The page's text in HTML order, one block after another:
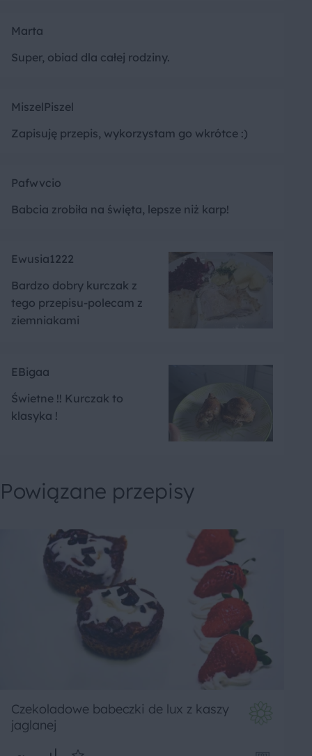
Marta
Super, obiad dla całej rodziny.
MiszelPiszel
Zapisuję przepis, wykorzystam go wkrótce :)
Pafwvcio
Babcia zrobiła na święta, lepsze niż karp!
Ewusia1222
Bardzo dobry kurczak z
tego przepisu-polecam z
ziemniakami
EBigaa
Świetne !! Kurczak to
klasyka !
Powiązane przepisy
Czekoladowe babeczki de lux z kaszy
jaglanej